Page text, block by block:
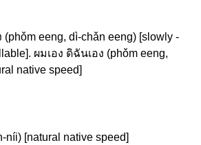
(phǒm eeng, dì-chǎn eeng) [slowly -
ผมเอง ดิฉันเอง (phǒm eeng,
native speed]
níi) [natural native speed]